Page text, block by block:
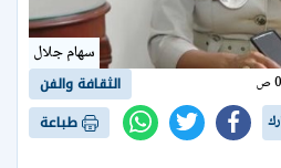
سهام جلال
الثقافة والفن
طباعة